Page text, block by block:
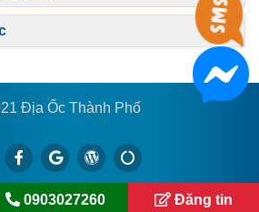
0903027260 Đăng tin
Địa Ốc Thành Phố